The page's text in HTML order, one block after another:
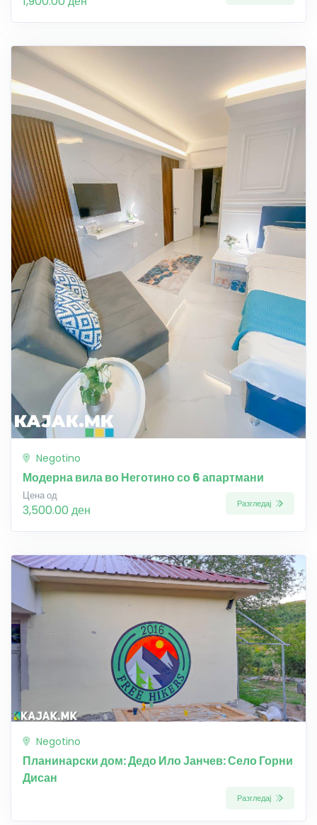
Negotino
Модерна вила во Неготино со 6 апартмани
Цена од
3,500.00 ден Разгледај
Negotino
Планинарски дом: Дедо Ило Јанчев: Село Горни
Дисан
Разгледај